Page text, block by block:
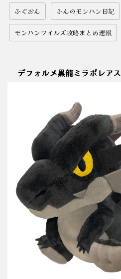
ふぐおん ふんのモンハン日記
モンハンワイルズ攻略まとめ速報
デフォルメ黒龍ミラボレアス